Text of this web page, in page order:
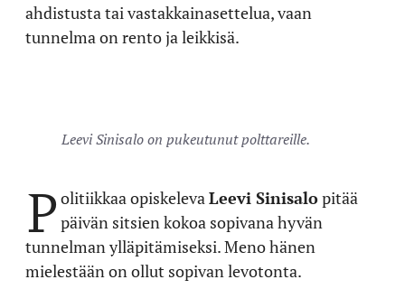
ahdistusta tai vastakkainasettelua, vaan
tunnelma on rento ja leikkisä.
Leevi Sinisalo on pukeutunut polttareille.
P olitiikkaa opiskelevaLeevi Sinisalopitää
päivän sitsien kokoa sopivana hyvän
tunnelman ylläpitämiseksi. Meno hänen
mielestään on ollut sopivan levotonta.